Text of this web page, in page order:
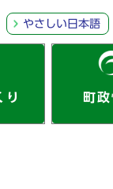
やさしい日本語
り 町